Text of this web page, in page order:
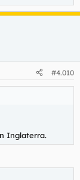
#4.010
Inglaterra.